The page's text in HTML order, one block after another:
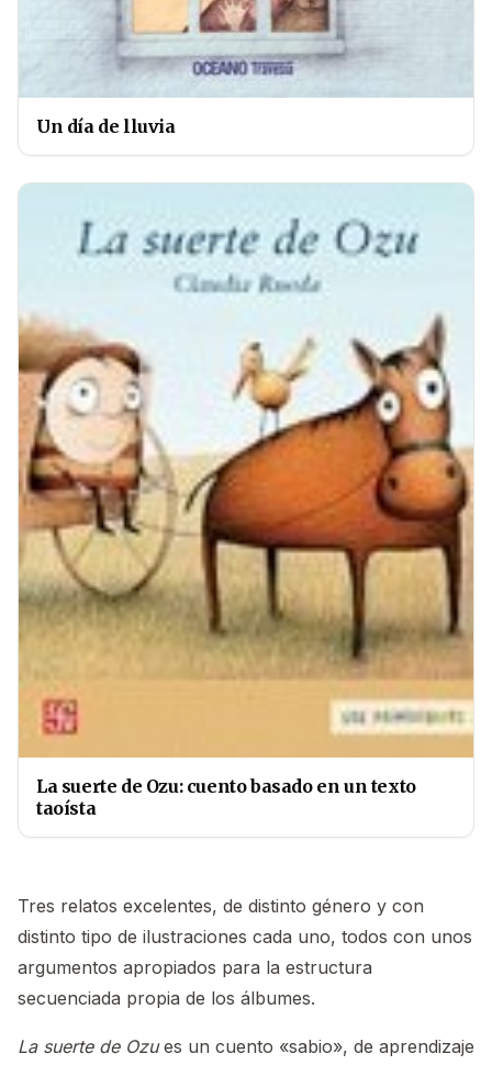
Un día de lluvia
La suerte de Ozu: cuento basado en un texto
taoísta
Tres relatos excelentes, de distinto género y con
distinto tipo de ilustraciones cada uno, todos con unos
argumentos apropiados para la estructura
secuenciada propia de los álbumes.
La suerte de Ozues un cuento «sabio», de aprendizaje